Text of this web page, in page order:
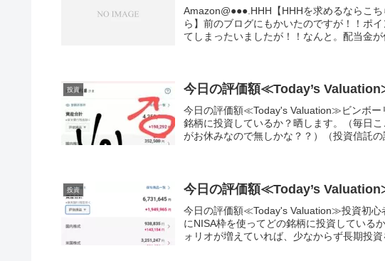
Amazon@●●●.HHH【HHHを求めるならこ
ら】前のブログにもかいたのですが！！ポ
てしまったいましたが！！なんと。配当金が
投資 今日の評価額≪Today’s
今日の評価額≪Today's Valuation≫ビンボー
銘柄に投資しているか？晒します。（毎日
がお休みなので無しかな？？）（投資信託の
投資 今日の評価額≪Today’s
今日の評価額≪Today's Valuation≫投資初心
にNISA枠を使ってどの銘柄に投資している
ォリオが増えていれば、少なからず長期投資